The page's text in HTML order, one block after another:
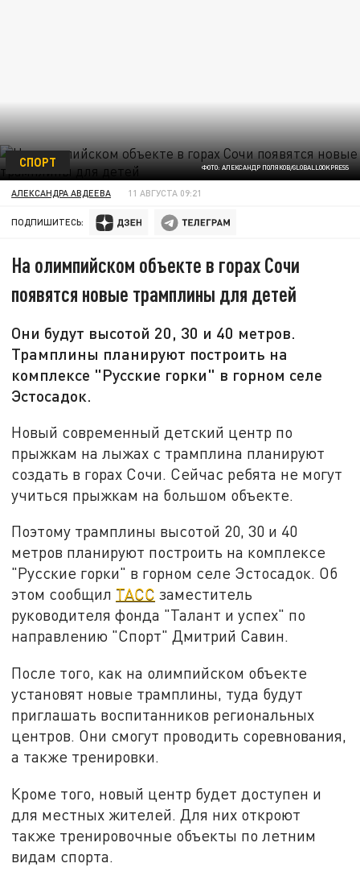
ФОТО: АЛЕКСАНДР ПОЛЯКОВ/GLOBALLOOKPRESS
СПОРТ
АЛЕКСАНДРА АВДЕЕВА 11 АВГУСТА 09:21
ПОДПИШИТЕСЬ:
На олимпийском объекте в горах Сочи
появятся новые трамплины для детей
Они будут высотой 20, 30 и 40 метров.
Трамплины планируют построить на
комплексе "Русские горки" в горном селе
Эстосадок.
Новый современный детский центр по
прыжкам на лыжах с трамплина планируют
создать в горах Сочи. Сейчас ребята не могут
учиться прыжкам на большом объекте.
Поэтому трамплины высотой 20, 30 и 40
метров планируют построить на комплексе
"Русские горки" в горном селе Эстосадок. Об
этом сообщил ТАСС заместитель
руководителя фонда "Талант и успех" по
направлению "Спорт" Дмитрий Савин.
После того, как на олимпийском объекте
установят новые трамплины, туда будут
приглашать воспитанников региональных
центров. Они смогут проводить соревнования,
а также тренировки.
Кроме того, новый центр будет доступен и
для местных жителей. Для них откроют
также тренировочные объекты по летним
видам спорта.